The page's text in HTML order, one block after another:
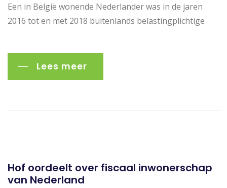
Een in België wonende Nederlander was in de jaren
2016 tot en met 2018 buitenlands belastingplichtige
Lees meer
Hof oordeelt over fiscaal inwonerschap
van Nederland